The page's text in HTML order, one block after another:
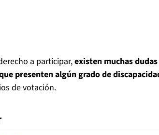
a participar,existen muchas
presenten algún grado de
de votación.